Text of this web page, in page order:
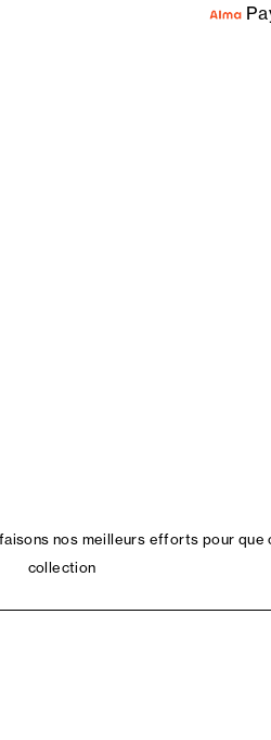
nos meilleurs efforts pour
collection